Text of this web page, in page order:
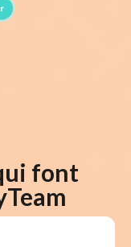
font